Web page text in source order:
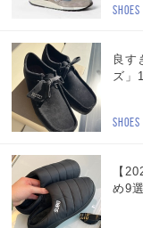
SHOES
良す
ズ」
SHOES
【
め9